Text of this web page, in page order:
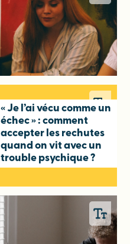
« Je l’ai vécu comme un
échec » : comment
accepter les rechutes
quand on vit avec un
trouble psychique ?